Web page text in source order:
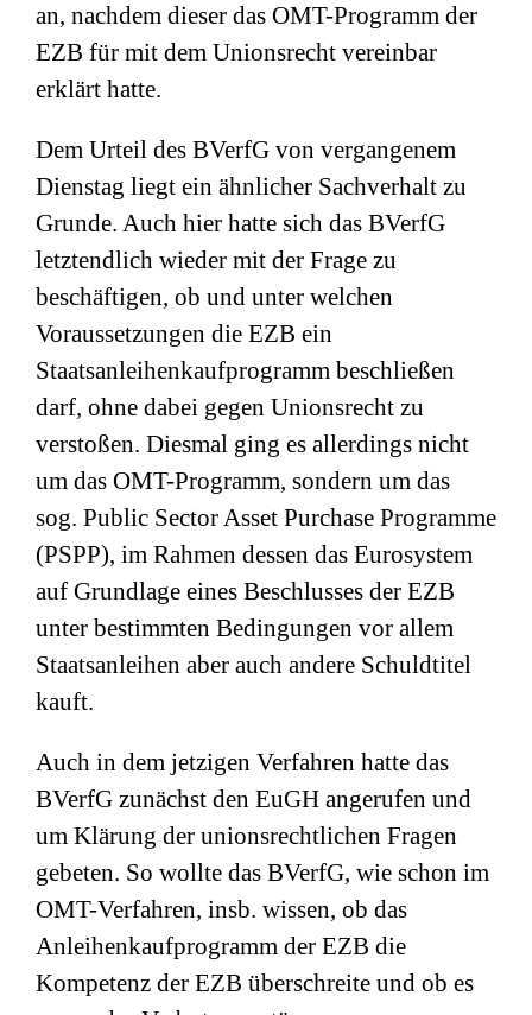
an, nachdem dieser das OMT-Programm der
EZB für mit dem Unionsrecht vereinbar
erklärt hatte.
Dem Urteil des BVerfG von vergangenem
Dienstag liegt ein ähnlicher Sachverhalt zu
Grunde. Auch hier hatte sich das BVerfG
letztendlich wieder mit der Frage zu
beschäftigen, ob und unter welchen
Voraussetzungen die EZB ein
Staatsanleihenkaufprogramm beschließen
darf, ohne dabei gegen Unionsrecht zu
verstoßen. Diesmal ging es allerdings nicht
um das OMT-Programm, sondern um das
sog. Public Sector Asset Purchase Programme
(PSPP), im Rahmen dessen das Eurosystem
auf Grundlage eines Beschlusses der EZB
unter bestimmten Bedingungen vor allem
Staatsanleihen aber auch andere Schuldtitel
kauft.
Auch in dem jetzigen Verfahren hatte das
BVerfG zunächst den EuGH angerufen und
um Klärung der unionsrechtlichen Fragen
gebeten. So wollte das BVerfG, wie schon im
OMT-Verfahren, insb. wissen, ob das
Anleihenkaufprogramm der EZB die
Kompetenz der EZB überschreite und ob es